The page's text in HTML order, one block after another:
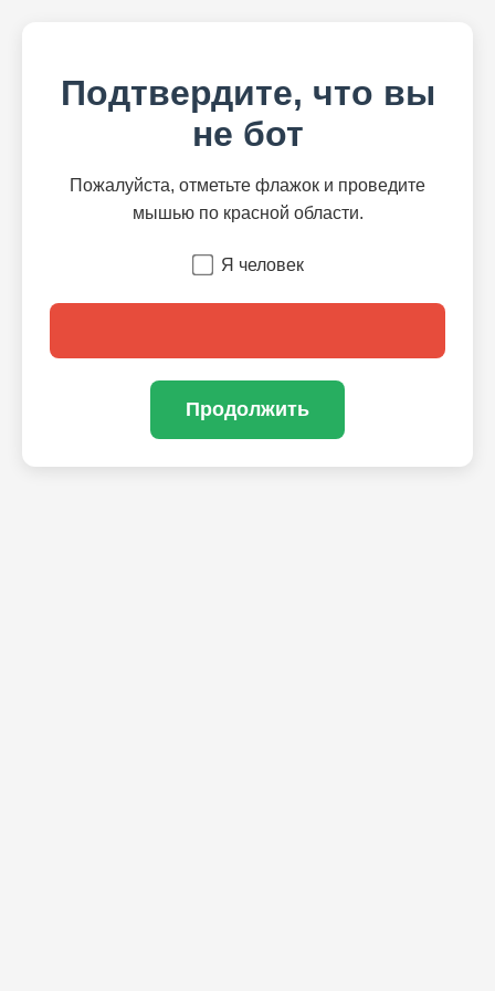
Подтвердите, что вы
не бот
Пожалуйста, отметьте флажок и проведите
мышью по красной области.
Я человек
Продолжить